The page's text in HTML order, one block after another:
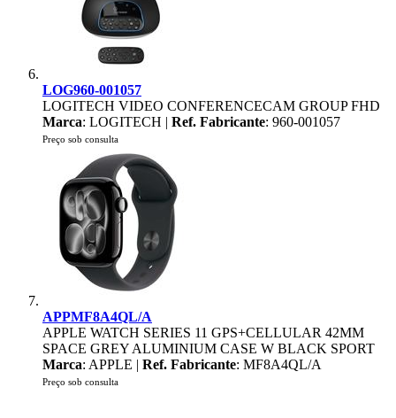
LOG960-001057
LOGITECH VIDEO CONFERENCECAM GROUP FHD
Marca: LOGITECH | Ref. Fabricante: 960-001057
Preço sob consulta
APPMF8A4QL/A
APPLE WATCH SERIES 11 GPS+CELLULAR 42MM
SPACE GREY ALUMINIUM CASE W BLACK SPORT
Marca: APPLE | Ref. Fabricante: MF8A4QL/A
Preço sob consulta